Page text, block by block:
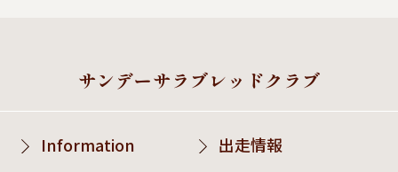
サンデーサラブレッドクラブ
Information 出走情報